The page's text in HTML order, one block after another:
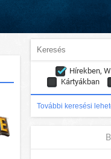
Hírekben,
Kártyákban
További keresési